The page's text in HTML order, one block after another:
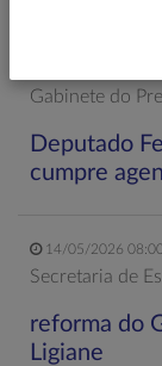
Gabinete do
Deputado
cumpre
14/05/2026
Secretaria de
reforma do
Ligiane